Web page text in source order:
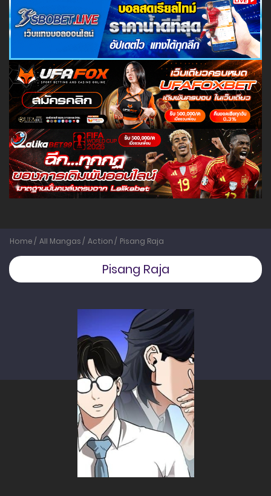
Home All Mangas Action Pisang Raja
Pisang Raja